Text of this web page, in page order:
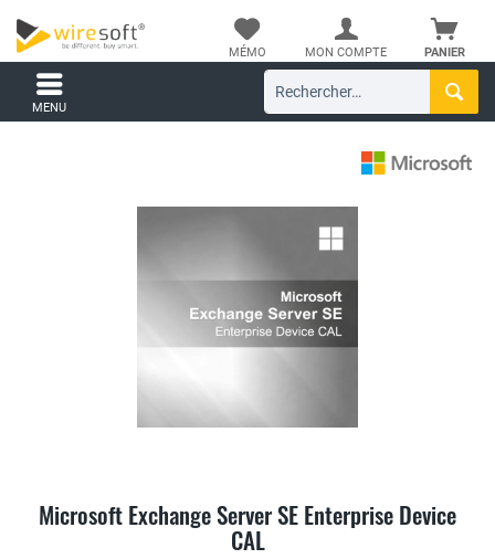
PANIER
MÉMO MON COMPTE
MENU
Microsoft Exchange Server SE Enterprise Device
CAL